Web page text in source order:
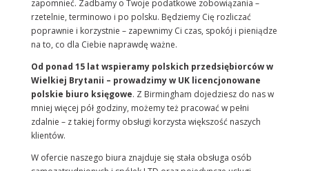
zapomnieć. Zadbamy o Twoje podatkowe zobowiązania –
rzetelnie, terminowo i po polsku. Będziemy Cię rozliczać
poprawnie i korzystnie – zapewnimy Ci czas, spokój i pieniądze
na to, co dla Ciebie naprawdę ważne.
Od ponad 15 lat wspieramy polskich przedsiębiorców w
Wielkiej Brytanii – prowadzimy w UK licencjonowane
polskie biuro księgowe. Z Birmingham dojedziesz do nas w
mniej więcej pół godziny, możemy też pracować w pełni
zdalnie – z takiej formy obsługi korzysta większość naszych
klientów.
W ofercie naszego biura znajduje się stała obsługa osób